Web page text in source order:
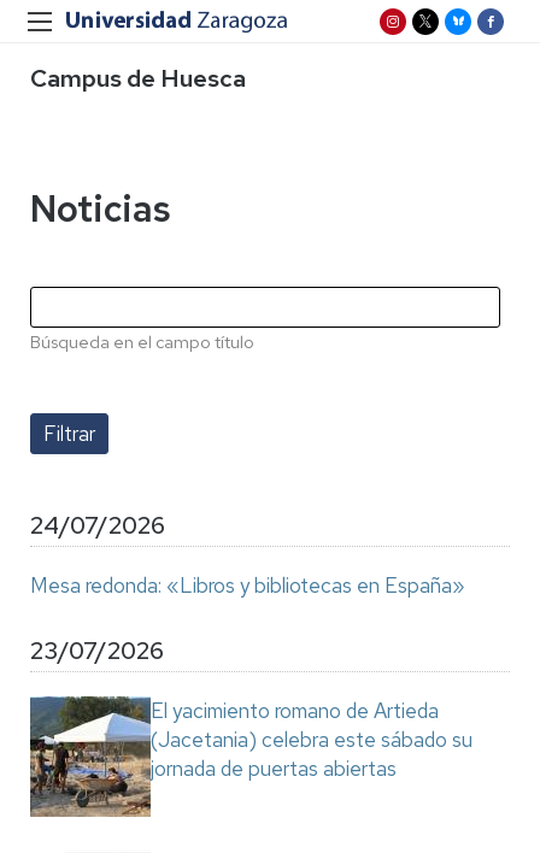
Campus de Huesca
Noticias
Búsqueda en el campo título
24/07/2026
Mesa redonda: «Libros y bibliotecas en España»
23/07/2026
El yacimiento romano de Artieda
(Jacetania) celebra este sábado su
jornada de puertas abiertas